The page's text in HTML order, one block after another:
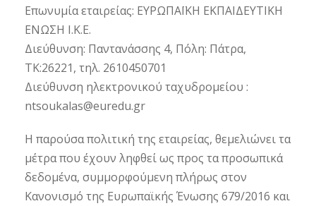
Επωνυμία εταιρείας: ΕΥΡΩΠΑΪΚΗ ΕΚΠΑΙΔΕΥΤΙΚΗ
ΕΝΩΣΗ Ι.Κ.Ε.
Διεύθυνση: Παντανάσσης 4, Πόλη: Πάτρα,
ΤΚ:26221, τηλ. 2610450701
Διεύθυνση ηλεκτρονικού ταχυδρομείου :
ntsoukalas@euredu.gr
Η παρούσα πολιτική της εταιρείας, θεμελιώνει τα
μέτρα που έχουν ληφθεί ως προς τα προσωπικά
δεδομένα, συμμορφούμενη πλήρως στον
Κανονισμό της Ευρωπαϊκής Ένωσης 679/2016 και